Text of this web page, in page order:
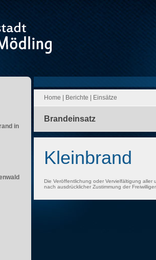
Home Berichte Einsätze
Brandeinsatz
Kleinbrand
Die Veröffentlichung oder Vervielfältigung
nach ausdrücklicher Zustimmung der
in